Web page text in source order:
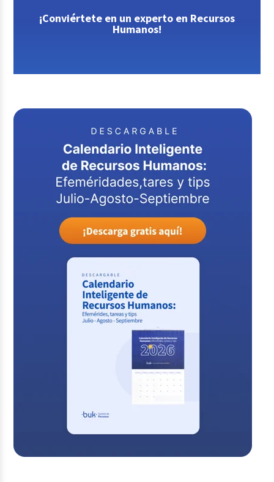
¡Conviértete en un experto en Recursos
Humanos!